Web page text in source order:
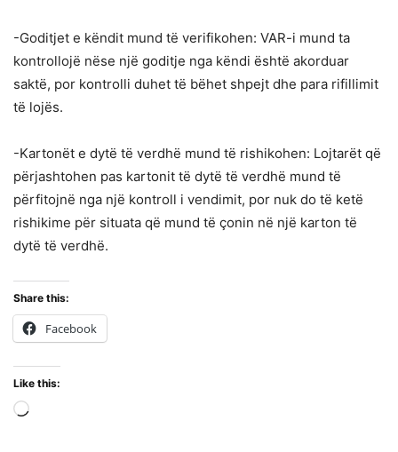
-Goditjet e këndit mund të verifikohen: VAR-i mund ta
kontrollojë nëse një goditje nga këndi është akorduar
saktë, por kontrolli duhet të bëhet shpejt dhe para rifillimit
të lojës.
-Kartonët e dytë të verdhë mund të rishikohen: Lojtarët që
përjashtohen pas kartonit të dytë të verdhë mund të
përfitojnë nga një kontroll i vendimit, por nuk do të ketë
rishikime për situata që mund të çonin në një karton të
dytë të verdhë.
Share this:
Facebook
Like this: